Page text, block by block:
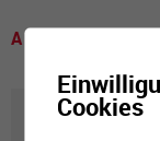
A voir
Cookies